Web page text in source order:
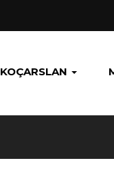
KOÇARSLAN